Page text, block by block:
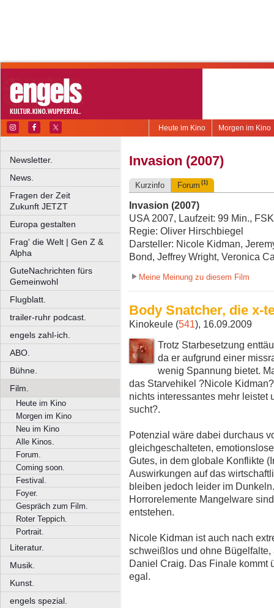
Morgen im Kino
Heute im Kino
Newsletter.
News.
Fragen der Zeit
Zukunft JETZT
Europa gestalten
Frag' die Welt | Gen Z &
Alpha
GuteNachrichten fürs
Gemeinwohl
Flugblatt.
trailer-ruhr podcast.
engels zahl-ich.
ABO.
Bühne.
Film.
Heute im Kino
Morgen im Kino
Neu im Kino
Alle Kinos.
Forum.
Coming soon.
Festival.
Foyer.
Gespräch zum Film.
Roter Teppich.
Portrait.
Literatur.
Musik.
Kunst.
engels spezial.
Invasion (2007)
Kurzinfo Forum (1)
Invasion (2007)
USA 2007, Laufzeit: 99 Min.,
Regie: Oliver Hirschbiegel
Darsteller: Nicole Kidman,
Bond, Jeffrey Wright, Veronica
Meine Meinung zu diesem Film
Body Snatcher, die x-
Kinokeule (541), 16.09.2009
Trotz Starbesetzung
da er aufgrund einer
wenig Spannung bietet.
das Starvehikel ?Nicole
nichts interessantes mehr leistet
sucht?.
Potenzial wäre dabei durchaus
gleichgeschalteten,
Gutes, in dem globale Konflikte
Auswirkungen auf das
bleiben jedoch leider im
Horrorelemente Mangelware
entstehen.
Nicole Kidman ist auch nach
schweißlos und ohne
Daniel Craig. Das Finale kommt
egal.